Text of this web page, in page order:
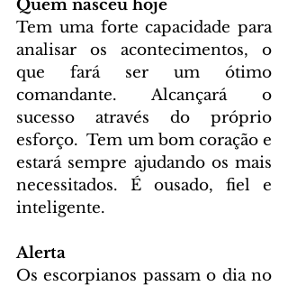
Quem nasceu hoje
Tem uma forte capacidade para
analisar os acontecimentos, o
que fará ser um ótimo
comandante. Alcançará o
sucesso através do próprio
esforço.  Tem um bom coração e
estará sempre ajudando os mais
necessitados. É ousado, fiel e
inteligente.
Alerta
Os escorpianos passam o dia no